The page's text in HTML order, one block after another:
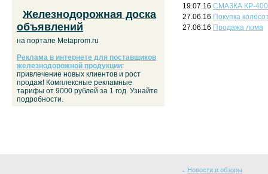
19.07.16 СМАЗКА КР-400
27.06.16 Покупка
27.06.16 Продажа лома
Железнодорожная доска
объявлений
на портале Metaprom.ru
Реклама в интернете для поставщиков
железнодорожной продукции:
привлечение новых клиентов и рост
продаж! Комплексные рекламные
тарифы от 9000 рублей за 1 год. Узнайте
подробности.
Новости и обзоры